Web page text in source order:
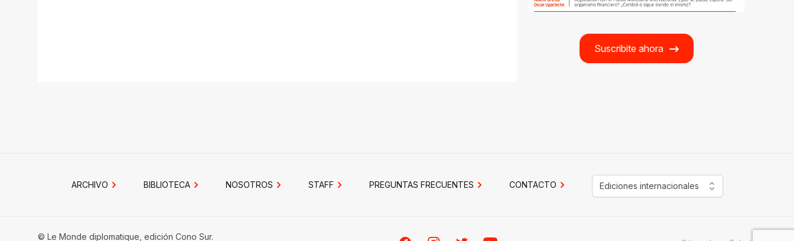
Suscribite ahora
ARCHIVO BIBLIOTECA NOSOTROS STAFF PREGUNTAS FRECUENTES CONTACTO Ediciones internacionales
© Le Monde diplomatique, edición Cono Sur.